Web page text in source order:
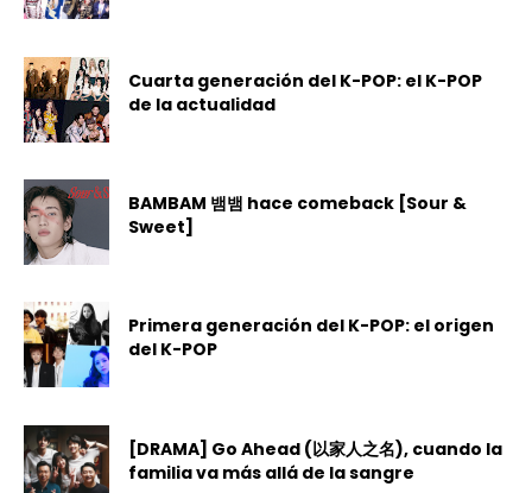
Cuarta generación del K-POP: el K-POP
de la actualidad
BAMBAM 뱀뱀 hace comeback [Sour &
Sweet]
Primera generación del K-POP: el origen
del K-POP
[DRAMA] Go Ahead (以家人之名), cuando la
familia va más allá de la sangre